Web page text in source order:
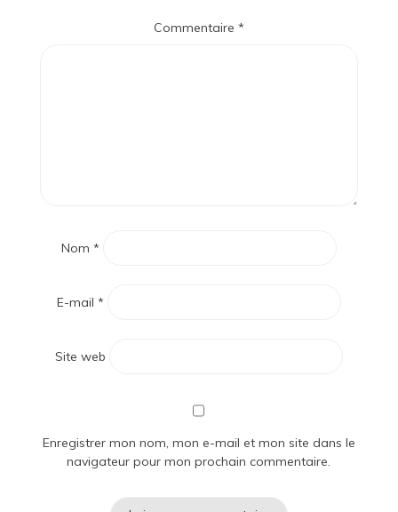
Commentaire *
Nom *
E-mail *
Site web
Enregistrer mon nom, mon e-mail et mon site dans le
navigateur pour mon prochain commentaire.